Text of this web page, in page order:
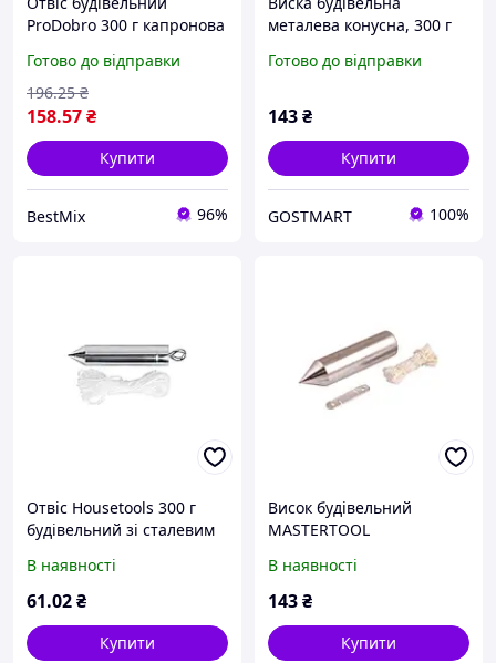
ProDobro 300 г капронова
рівності та розмітки
Готово до відправки
158.57₴
196.25 ₴
Купити
BestMix 96%
металева конусна, 300 г
0602)
Готово до відправки
143₴
Купити
GOSTMART 100%
Отвіс Housetools 300 г
будівельний зі сталевим
перевірки вертикальності
В наявності
61.02₴
Купити
Висок будівельний
MASTERTOOL
0605 USE
В наявності
143₴
Купити